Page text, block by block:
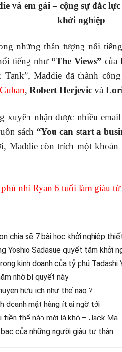
và em gái – cộng sự đắc
khởi nghiệp
những thần tượng nổi
tiếng như “The Views” của
Tank”, Maddie đã thành
, Robert Herjevic và
xuyên nhận được nhiều
sách “You can start a
Maddie còn trích một khoản
nhí Ryan 6 tuổi làm giàu từ
chia sẽ 7 bài học khởi nghiệp
Yoshio Sadasue quyết tâm khởi
kinh doanh của tỷ phú Tadashi
nhờ bí quyết này
hữu ích như thế nào ?
doanh mặt hàng ít ai ngờ tới
tiền thế nào mới là khó – Jack Ma
của những người giàu tự thân